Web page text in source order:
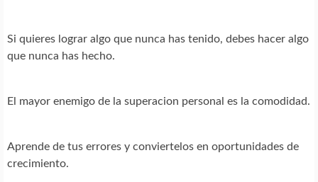
Si quieres lograr algo que nunca has tenido, debes hacer algo
que nunca has hecho.
El mayor enemigo de la superacion personal es la comodidad.
Aprende de tus errores y conviertelos en oportunidades de
crecimiento.